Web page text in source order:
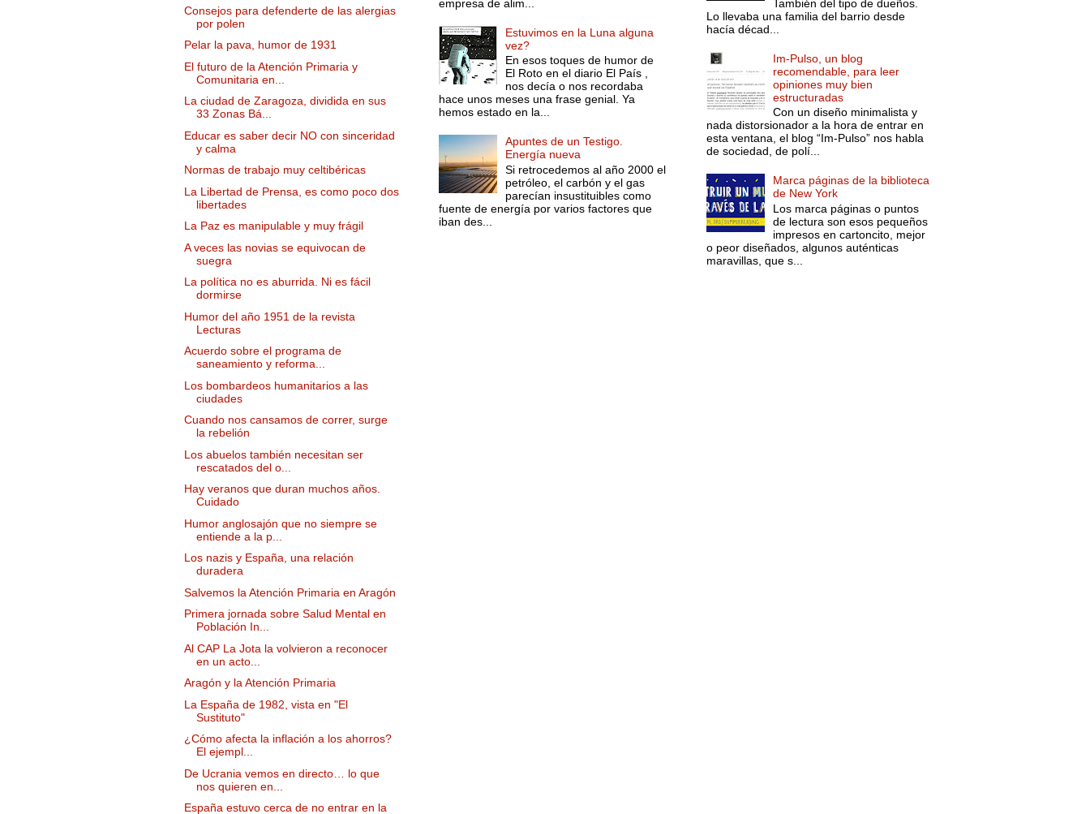
Consejos para defenderte de las alergias
por polen
Pelar la pava, humor de 1931
El futuro de la Atención Primaria y
Comunitaria en...
La ciudad de Zaragoza, dividida en sus
33 Zonas Bá...
Educar es saber decir NO con sinceridad
y calma
Normas de trabajo muy celtibéricas
La Libertad de Prensa, es como poco dos
libertades
La Paz es manipulable y muy frágil
A veces las novias se equivocan de
suegra
La política no es aburrida. Ni es fácil
dormirse
Humor del año 1951 de la revista
Lecturas
Acuerdo sobre el programa de
saneamiento y reforma...
Los bombardeos humanitarios a las
ciudades
Cuando nos cansamos de correr, surge
la rebelión
Los abuelos también necesitan ser
rescatados del o...
Hay veranos que duran muchos años.
Cuidado
Humor anglosajón que no siempre se
entiende a la p...
Los nazis y España, una relación
duradera
Salvemos la Atención Primaria en Aragón
Primera jornada sobre Salud Mental en
Población In...
Al CAP La Jota la volvieron a reconocer
en un acto...
Aragón y la Atención Primaria
La España de 1982, vista en "El
Sustituto"
¿Cómo afecta la inflación a los ahorros?
El ejempl...
De Ucrania vemos en directo… lo que
nos quieren en...
España estuvo cerca de no entrar en la
empresa de alim...
Estuvimos en la Luna alguna
vez?
En esos toques de humor de
El Roto en el diario El País ,
nos decía o nos recordaba
hace unos meses una frase genial. Ya
hemos estado en la...
Apuntes de un Testigo.
Energía nueva
Si retrocedemos al año 2000 el
petróleo, el carbón y el gas
parecían insustituibles como
fuente de energía por varios factores que
iban des...
También del tipo de dueños.
Lo llevaba una familia del barrio desde
hacía décad...
Im-Pulso, un blog
recomendable, para leer
opiniones muy bien
estructuradas
Con un diseño minimalista y
nada distorsionador a la hora de entrar en
esta ventana, el blog “Im-Pulso” nos habla
de sociedad, de polí...
Marca páginas de la biblioteca
de New York
Los marca páginas o puntos
de lectura son esos pequeños
impresos en cartoncito, mejor
o peor diseñados, algunos auténticas
maravillas, que s...